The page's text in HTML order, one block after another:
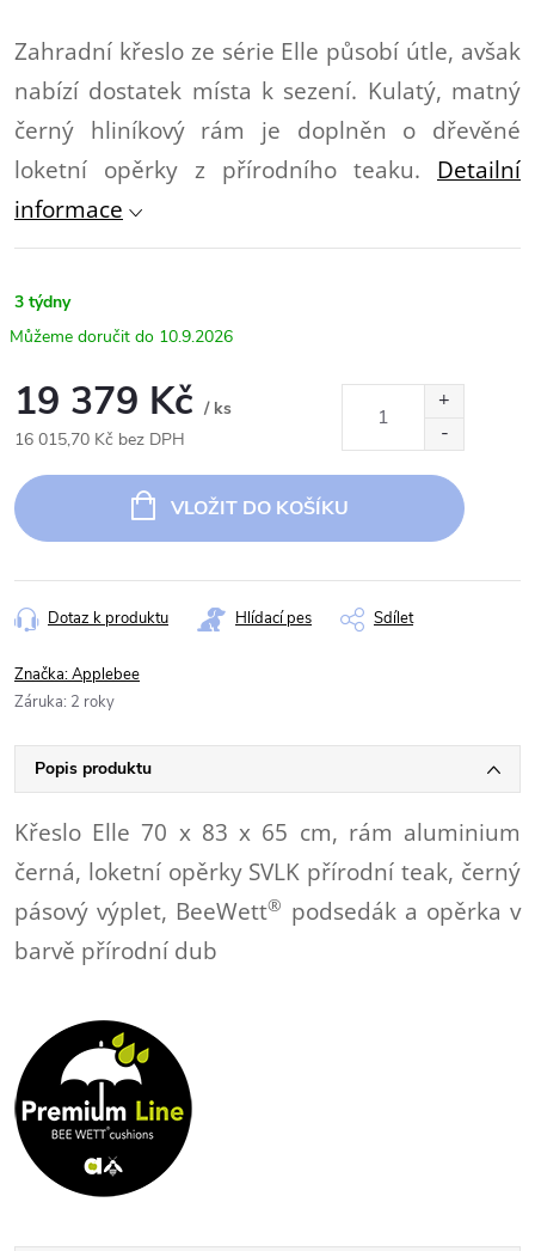
Zahradní křeslo ze série Elle působí útle, avšak
nabízí dostatek místa k sezení. Kulatý, matný
černý hliníkový rám je doplněn o dřevěné
loketní opěrky z přírodního teaku.
Detailní
informace
3 týdny
10.9.2026
19 379 Kč / ks
16 015,70 Kč bez DPH
cena:
VLOŽIT DO KOŠÍKU
Dotaz k produktu Hlídací pes Sdílet
Značka:Applebee
Záruka: 2 roky
Popis produktu
Křeslo Elle 70 x 83 x 65 cm, rám aluminium
černá, loketní opěrky SVLK přírodní teak, černý
pásový výplet, BeeWett® podsedák a opěrka v
barvě přírodní dub